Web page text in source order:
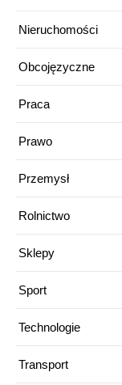
Nieruchomości
Obcojęzyczne
Praca
Prawo
Przemysł
Rolnictwo
Sklepy
Sport
Technologie
Transport